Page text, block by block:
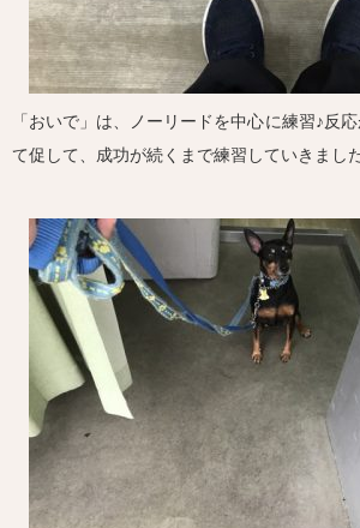
「おいで」は、ノーリードを中心に練習♪反
て促して、成功が続くまで練習していきまし